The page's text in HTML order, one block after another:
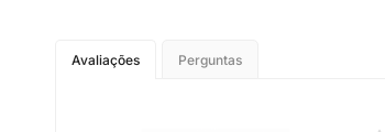
Avaliações Perguntas